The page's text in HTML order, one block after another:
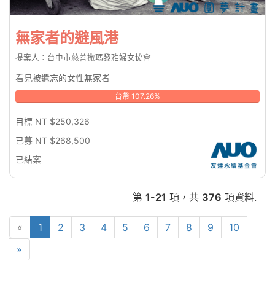
無家者的避風港
提案人：台中市慈善撒瑪黎雅婦女協會
看見被遺忘的女性無家者
台幣 107.26%
目標 NT $250,326
已募 NT $268,500
已結案
第 1-21 項，共 376 項資料.
« 1 2 3 4 5 6 7 8 9
10
»